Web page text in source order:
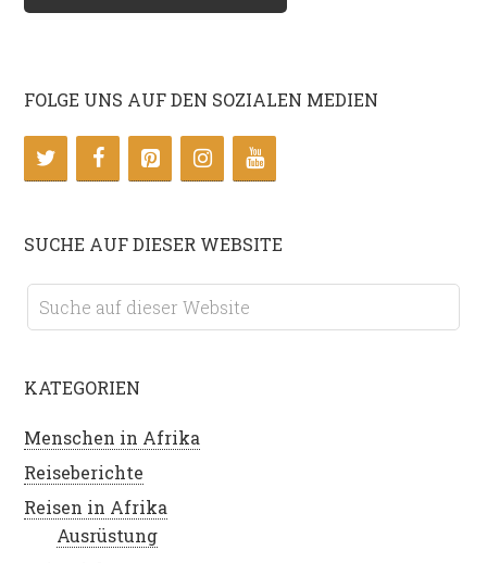
FOLGE UNS AUF DEN SOZIALEN MEDIEN
SUCHE AUF DIESER WEBSITE
KATEGORIEN
Menschen in Afrika
Reiseberichte
Reisen in Afrika
Ausrüstung